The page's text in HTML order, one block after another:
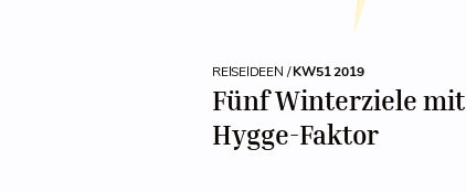
REISEIDEEN /KW51 2019
Fünf Winterziele mit
Hygge-Faktor